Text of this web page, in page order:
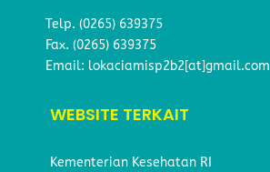
Telp. (0265) 639375
Fax. (0265) 639375
Email: lokaciamisp2b2[at]gmail.com
WEBSITE TERKAIT
Kementerian Kesehatan RI